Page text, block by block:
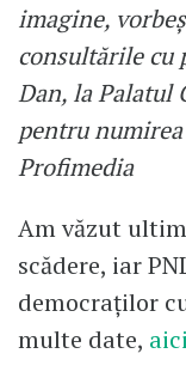
imagine,
consultările cu
Dan, la Palatul
pentru
Profimedia
Am văzut
scădere, iar
democraților
multe date, aici